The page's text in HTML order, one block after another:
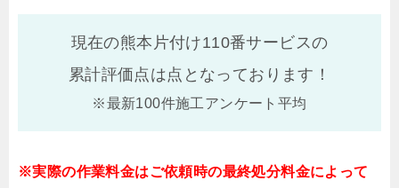
現在の熊本片付け110番サービスの
累計評価点は点となっております！
※最新100件施工アンケート平均
※実際の作業料金はご依頼時の最終処分料金によって